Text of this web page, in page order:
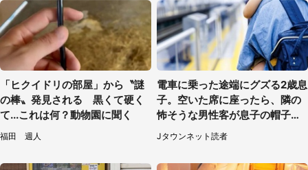
「ヒクイドリの部屋」から〝謎
の棒〟発見される 黒くて硬く
て...これは何？動物園に聞く
福田 週人
電車に乗った途端にグズる2歳息
子。空いた席に座ったら、隣の
怖そうな男性客が息子の帽子に
手を伸ばし（千葉県・40代女
性）
Jタウンネット読者